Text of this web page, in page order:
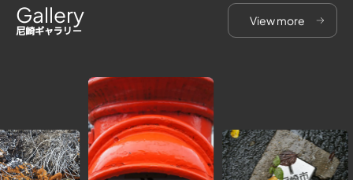
尼崎ギャラリー
Gallery View more